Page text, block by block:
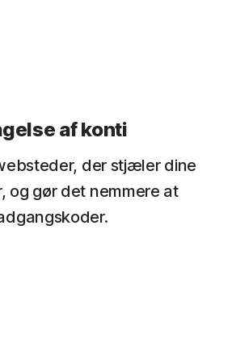
af konti
der stjæler dine
og gør det nemmere at